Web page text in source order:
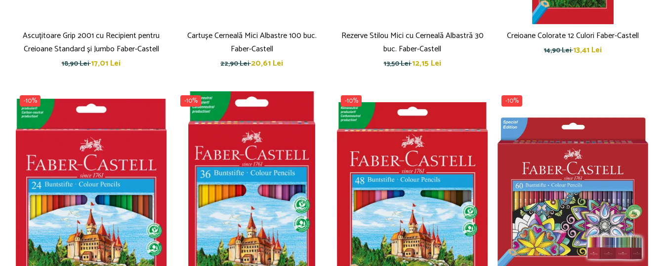
Creioane cerate
Creioane colorate
Creioane mecanice
Mine pentru creioane mecanice
Pixuri
Rezerve stilouri
Stilouri
Măsurare și trasare
Organizare și Arhivare
Accesorii de organizare
Bibliorafturi
Caiete mecanice
Clipboard-uri
Dosare Carton
Ascuțitoare Grip 2001 cu Recipient pentru
Creioane Standard și Jumbo Faber-Castell
18,90 Lei17,01 Lei
Cartușe Cerneală Mici Albastre 100 buc.
Faber-Castell
22,90 Lei20,61 Lei
Rezerve Stilou Mici cu Cerneală Albastră 30
buc. Faber-Castell
13,50 Lei12,15 Lei
Creioane Colorate 12 Culori Faber-Castell
14,90 Lei13,41 Lei
-10% -10% -10% -10%